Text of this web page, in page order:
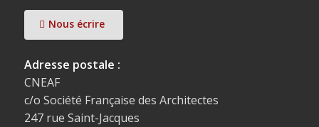
Nous écrire
Adresse postale :
CNEAF
c/o Société Française des Architectes
247 rue Saint-Jacques